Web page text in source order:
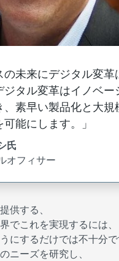
の未来にデジタル変革
ジタル変革はイノベー
、素早い製品化と大規
能にします。」
氏
オフィサー
供する、
でこれを実現するには、
にするだけでは不十分で
ニーズを研究し、